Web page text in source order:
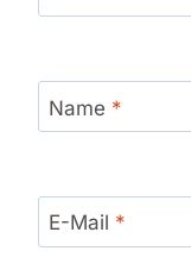
Name *
E-Mail *